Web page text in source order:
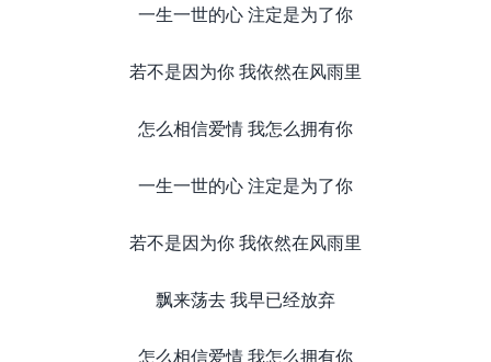
一生一世的心 注定是为了你
若不是因为你 我依然在风雨里
怎么相信爱情 我怎么拥有你
一生一世的心 注定是为了你
若不是因为你 我依然在风雨里
飘来荡去 我早已经放弃
怎么相信爱情 我怎么拥有你